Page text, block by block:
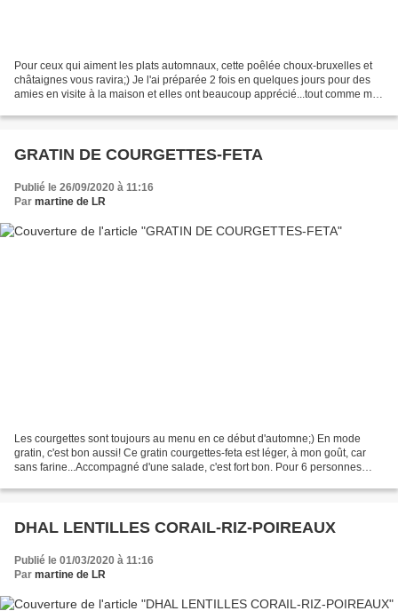
Pour ceux qui aiment les plats automnaux, cette poêlée choux-bruxelles et
châtaignes vous ravira;) Je l'ai préparée 2 fois en quelques jours pour des
amies en visite à la maison et elles ont beaucoup apprécié...tout comme moi!
GRATIN DE COURGETTES-FETA
Publié le 26/09/2020 à 11:16
Par martine de LR
Les courgettes sont toujours au menu en ce début d'automne;) En mode
gratin, c'est bon aussi! Ce gratin courgettes-feta est léger, à mon goût, car
sans farine...Accompagné d'une salade, c'est fort bon. Pour 6 personnes
DHAL LENTILLES CORAIL-RIZ-POIREAUX
Publié le 01/03/2020 à 11:16
Par martine de LR